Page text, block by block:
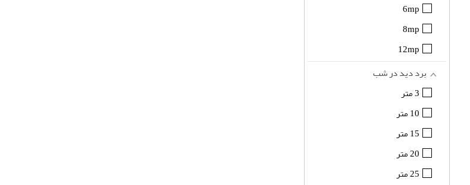
6mp
8mp
12mp
برد دید در شب
3 متر
10 متر
15 متر
20 متر
25 متر